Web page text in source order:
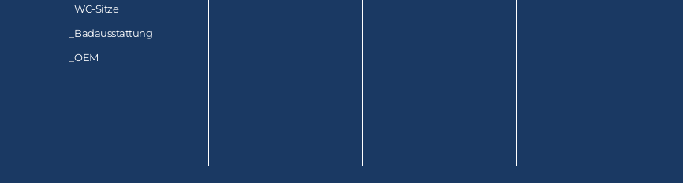
WC-Sitze
Badausstattung
OEM